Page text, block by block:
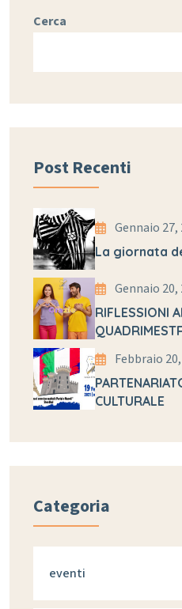
Cerca
Post Recenti
Gennaio 27,
La giornata
Gennaio 20,
RIFLESSIONI
Febbraio
CULTURALE
Categoria
eventi